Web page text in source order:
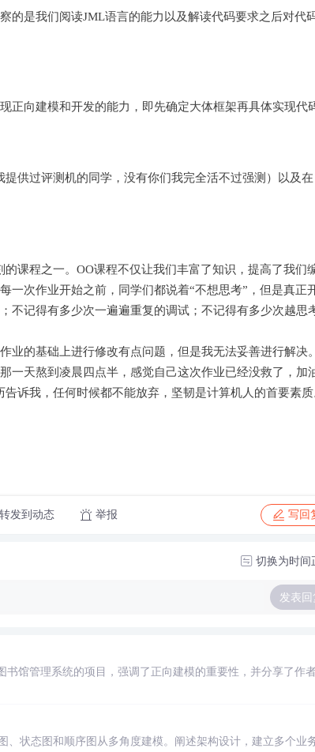
的是我们阅读JML语言的能力以及解读代码要求之后对代
正向建模和开发的能力，即先确定大体框架再具体实现代
供过评测机的同学，没有你们我完全活不过强测）以及在
课程之一。OO课程不仅让我们丰富了知识，提高了我们
一次作业开始之前，同学们都说着“不想思考”，但是真正
不记得有多少次一遍遍重复的调试；不记得有多少次越思
业的基础上进行修改有点问题，但是我无法妥善进行解决
一天熬到凌晨四点半，感觉自己这次作业已经没救了，加
诉我，任何时候都不能放弃，坚韧是计算机人的首要素
转发到动态 举报 写回
切换为时间
发表回
书馆管理系统的项目，强调了正向建模的重要性，并分享了作
、状态图和顺序图从多角度建模。阐述架构设计，建立多个业